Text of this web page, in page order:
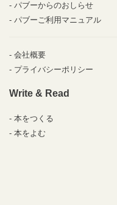
パブーからのおしらせ
パブーご利用マニュアル
会社概要
プライバシーポリシー
Write & Read
本をつくる
本をよむ